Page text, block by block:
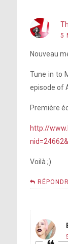
5
Nouveau
Tune in to
episode of
Première
http://
Voilà ;)